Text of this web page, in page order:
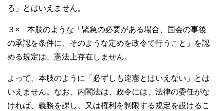
る」とはいえません。
３× 本肢のような「緊急の必要がある場合、国会の事後
の承認を条件に、そのような定めを政令で行うこと」を認
める規定は、憲法上存在しません。
よって、本肢のように「必ずしも違憲とはいえない」とは
いえません。なお、内閣法は、政令には、法律の委任がな
ければ、義務を課し、又は権利を制限する規定を設けるこ